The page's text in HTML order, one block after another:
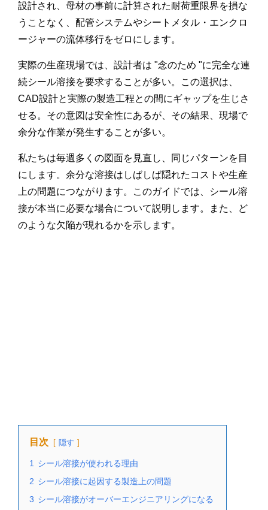
設計され、母材の事前に計算された耐荷重限界を損な
うことなく、配管システムやシートメタル・エンクロ
ージャーの流体移行をゼロにします。
実際の生産現場では、設計者は "念のため "に完全な連
続シール溶接を要求することが多い。この選択は、
CAD設計と実際の製造工程との間にギャップを生じさ
せる。その意図は安全性にあるが、その結果、現場で
余分な作業が発生することが多い。
私たちは毎週多くの図面を見直し、同じパターンを目
にします。余分な溶接はしばしば隠れたコストや生産
上の問題につながります。このガイドでは、シール溶
接が本当に必要な場合について説明します。また、ど
のような欠陥が現れるかを示します。
目次 隠す
1 シール溶接が使われる理由
2 シール溶接に起因する製造上の問題
3 シール溶接がオーバーエンジニアリングになる